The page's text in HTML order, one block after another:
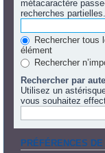
métacaractère
recherches partielles.
Rechercher tous
élément
Rechercher
Rechercher par
Utilisez un
vous souhaitez
PRÉFÉRENCES